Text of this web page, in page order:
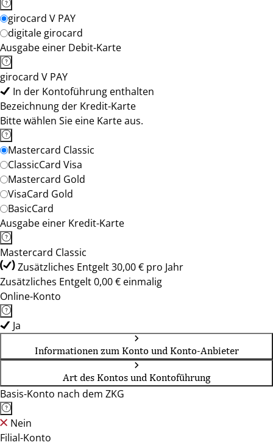
girocard V PAY
digitale girocard
Ausgabe einer Debit-Karte
girocard V PAY
In der Kontoführung enthalten
Bezeichnung der Kredit-Karte
Bitte wählen Sie eine Karte aus.
Mastercard Classic
ClassicCard Visa
Mastercard Gold
VisaCard Gold
BasicCard
Ausgabe einer Kredit-Karte
Mastercard Classic
Zusätzliches Entgelt 30,00 € pro Jahr
Zusätzliches Entgelt 0,00 € einmalig
Online-Konto
Ja
Informationen zum Konto und Konto-Anbieter
Art des Kontos und Kontoführung
Basis-Konto nach dem ZKG
Nein
Filial-Konto